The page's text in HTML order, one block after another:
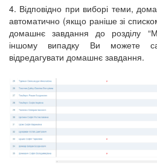
4. Відповідно при виборі теми,
автоматично (якщо раніше зі
домашнє завдання до розділу
іншому випадку Ви можете
відредагувати домашнє завдання.